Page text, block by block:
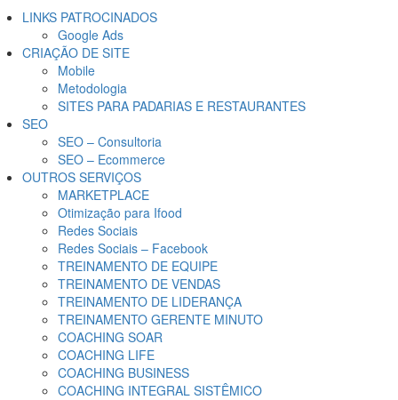
LINKS PATROCINADOS
Google Ads
CRIAÇÃO DE SITE
Mobile
Metodologia
SITES PARA PADARIAS E RESTAURANTES
SEO
SEO – Consultoria
SEO – Ecommerce
OUTROS SERVIÇOS
MARKETPLACE
Otimização para Ifood
Redes Sociais
Redes Sociais – Facebook
TREINAMENTO DE EQUIPE
TREINAMENTO DE VENDAS
TREINAMENTO DE LIDERANÇA
TREINAMENTO GERENTE MINUTO
COACHING SOAR
COACHING LIFE
COACHING BUSINESS
COACHING INTEGRAL SISTÊMICO